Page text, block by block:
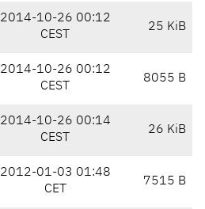
2014-10-26 00:12
CEST
25 KiB
2014-10-26 00:12
CEST
8055 B
2014-10-26 00:14
CEST
26 KiB
2012-01-03 01:48
CET
7515 B